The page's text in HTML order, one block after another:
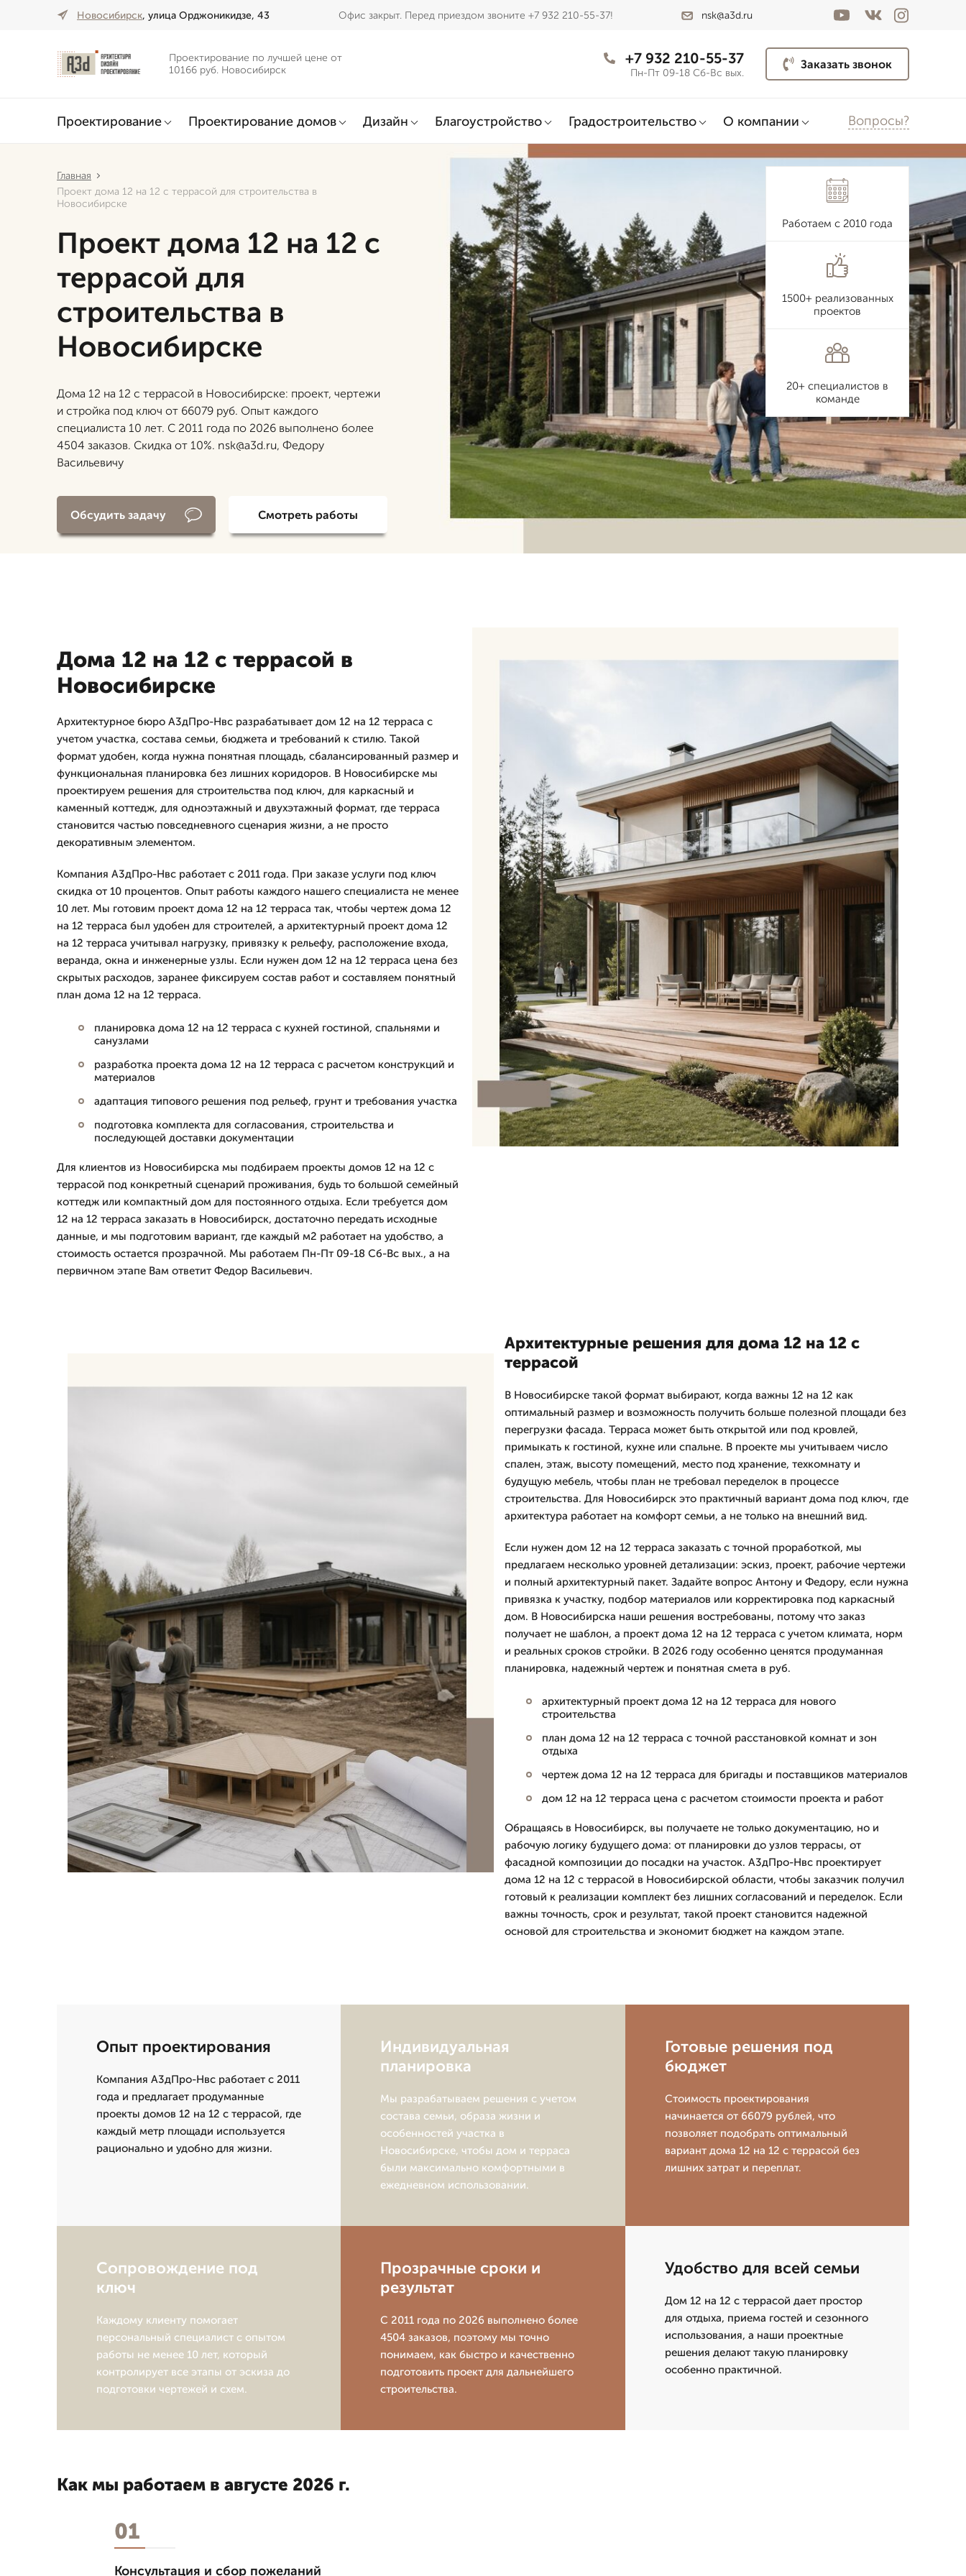
Новосибирск, улица Орджоникидзе, 43 Офис закрыт. Перед приездом звоните +7 932 210-55-37! nsk@a3d.ru
Проектирование по лучшей цене от
10166 руб. Новосибирск
+7 932 210-55-37
Пн-Пт 09-18 Сб-Вс вых.
Заказать звонок
Проектирование Проектирование домов Дизайн Благоустройство Градостроительство О компании Вопросы?
Главная
Проект дома 12 на 12 с террасой для строительства в
Новосибирске
Проект дома 12 на 12 с
террасой для
строительства в
Новосибирске
Дома 12 на 12 с террасой в Новосибирске: проект, чертежи
и стройка под ключ от 66079 руб. Опыт каждого
специалиста 10 лет. С 2011 года по 2026 выполнено более
4504 заказов. Скидка от 10%. nsk@a3d.ru, Федору
Васильевичу
Обсудить задачу Смотреть работы
Работаем с 2010 года
1500+ реализованных
проектов
20+ специалистов в
команде
Дома 12 на 12 с террасой в
Новосибирске
Архитектурное бюро А3дПро-Нвс разрабатывает дом 12 на 12 терраса с
учетом участка, состава семьи, бюджета и требований к стилю. Такой
формат удобен, когда нужна понятная площадь, сбалансированный размер и
функциональная планировка без лишних коридоров. В Новосибирске мы
проектируем решения для строительства под ключ, для каркасный и
каменный коттедж, для одноэтажный и двухэтажный формат, где терраса
становится частью повседневного сценария жизни, а не просто
декоративным элементом.
Компания А3дПро-Нвс работает с 2011 года. При заказе услуги под ключ
скидка от 10 процентов. Опыт работы каждого нашего специалиста не менее
10 лет. Мы готовим проект дома 12 на 12 терраса так, чтобы чертеж дома 12
на 12 терраса был удобен для строителей, а архитектурный проект дома 12
на 12 терраса учитывал нагрузку, привязку к рельефу, расположение входа,
веранда, окна и инженерные узлы. Если нужен дом 12 на 12 терраса цена без
скрытых расходов, заранее фиксируем состав работ и составляем понятный
план дома 12 на 12 терраса.
планировка дома 12 на 12 терраса с кухней гостиной, спальнями и
санузлами
разработка проекта дома 12 на 12 терраса с расчетом конструкций и
материалов
адаптация типового решения под рельеф, грунт и требования участка
подготовка комплекта для согласования, строительства и
последующей доставки документации
Для клиентов из Новосибирска мы подбираем проекты домов 12 на 12 с
террасой под конкретный сценарий проживания, будь то большой семейный
коттедж или компактный дом для постоянного отдыха. Если требуется дом
12 на 12 терраса заказать в Новосибирск, достаточно передать исходные
данные, и мы подготовим вариант, где каждый м2 работает на удобство, а
стоимость остается прозрачной. Мы работаем Пн-Пт 09-18 Сб-Вс вых., а на
первичном этапе Вам ответит Федор Васильевич.
Архитектурные решения для дома 12 на 12 с
террасой
В Новосибирске такой формат выбирают, когда важны 12 на 12 как
оптимальный размер и возможность получить больше полезной площади без
перегрузки фасада. Терраса может быть открытой или под кровлей,
примыкать к гостиной, кухне или спальне. В проекте мы учитываем число
спален, этаж, высоту помещений, место под хранение, техкомнату и
будущую мебель, чтобы план не требовал переделок в процессе
строительства. Для Новосибирск это практичный вариант дома под ключ, где
архитектура работает на комфорт семьи, а не только на внешний вид.
Если нужен дом 12 на 12 терраса заказать с точной проработкой, мы
предлагаем несколько уровней детализации: эскиз, проект, рабочие чертежи
и полный архитектурный пакет. Задайте вопрос Антону и Федору, если нужна
привязка к участку, подбор материалов или корректировка под каркасный
дом. В Новосибирска наши решения востребованы, потому что заказ
получает не шаблон, а проект дома 12 на 12 терраса с учетом климата, норм
и реальных сроков стройки. В 2026 году особенно ценятся продуманная
планировка, надежный чертеж и понятная смета в руб.
архитектурный проект дома 12 на 12 терраса для нового
строительства
план дома 12 на 12 терраса с точной расстановкой комнат и зон
отдыха
чертеж дома 12 на 12 терраса для бригады и поставщиков материалов
дом 12 на 12 терраса цена с расчетом стоимости проекта и работ
Обращаясь в Новосибирск, вы получаете не только документацию, но и
рабочую логику будущего дома: от планировки до узлов террасы, от
фасадной композиции до посадки на участок. А3дПро-Нвс проектирует
дома 12 на 12 с террасой в Новосибирской области, чтобы заказчик получил
готовый к реализации комплект без лишних согласований и переделок. Если
важны точность, срок и результат, такой проект становится надежной
основой для строительства и экономит бюджет на каждом этапе.
Опыт проектирования
Компания А3дПро-Нвс работает с 2011
года и предлагает продуманные
проекты домов 12 на 12 с террасой, где
каждый метр площади используется
рационально и удобно для жизни.
Индивидуальная
планировка
Мы разрабатываем решения с учетом
состава семьи, образа жизни и
особенностей участка в
Новосибирске, чтобы дом и терраса
были максимально комфортными в
ежедневном использовании.
Готовые решения под
бюджет
Стоимость проектирования
начинается от 66079 рублей, что
позволяет подобрать оптимальный
вариант дома 12 на 12 с террасой без
лишних затрат и переплат.
Сопровождение под
ключ
Каждому клиенту помогает
персональный специалист с опытом
работы не менее 10 лет, который
контролирует все этапы от эскиза до
подготовки чертежей и схем.
Прозрачные сроки и
результат
С 2011 года по 2026 выполнено более
4504 заказов, поэтому мы точно
понимаем, как быстро и качественно
подготовить проект для дальнейшего
строительства.
Удобство для всей семьи
Дом 12 на 12 с террасой дает простор
для отдыха, приема гостей и сезонного
использования, а наши проектные
решения делают такую планировку
особенно практичной.
Как мы работаем в августе 2026 г.
01
Консультация и сбор пожеланий